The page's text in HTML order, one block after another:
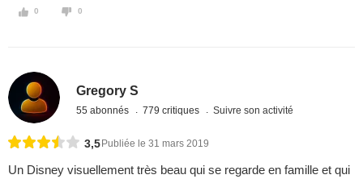
0 0
Gregory S
55 abonnés 779 critiques Suivre son activité
3,5 Publiée le 31 mars 2019
Un Disney visuellement très beau qui se regarde en famille et qui